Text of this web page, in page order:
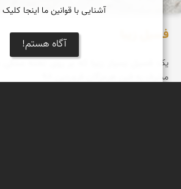
فسیل زیبا
یک فسیل بسیار زیبا که بر روی تخته سنگی
مشرف به فین هرمزگان فروردین 98
آشنایی با قوانین ما اینجا
آگاه هستم!